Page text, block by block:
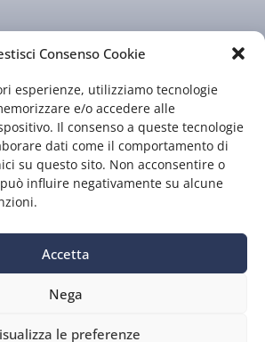
Consenso Cookie
esperienze, utilizziamo tecnologie
e/o accedere alle
Il consenso a queste tecnologie
dati come il comportamento di
su questo sito. Non acconsentire o
influire negativamente su alcune
Accetta
Nega
le preferenze
Il nostro staff
Contatti
CF 00222070526 – Iscriz. al ROC n.13573